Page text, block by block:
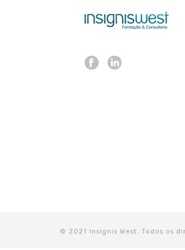
© 2021 Insignis West. Todos os